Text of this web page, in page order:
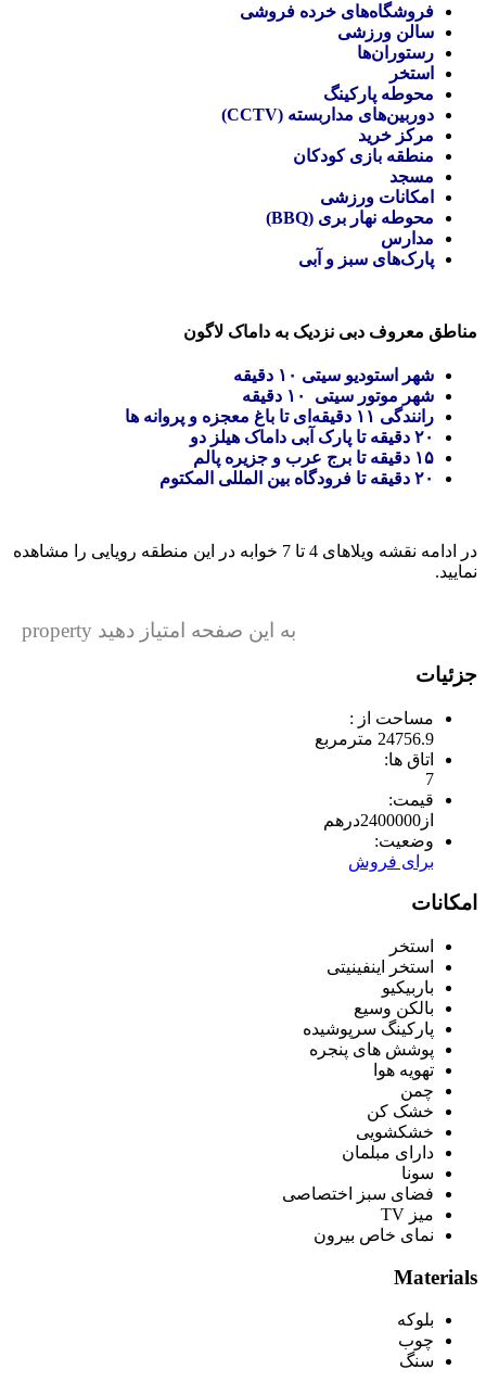
فروشگاه‌های خرده فروشی
سالن ورزشی
رستوران‌ها
استخر
محوطه پارکینگ
دوربین‌های مداربسته (CCTV)
مرکز خرید
منطقه بازی کودکان
مسجد
امکانات ورزشی
محوطه نهار بری (BBQ)
مدارس
پارک‌های سبز و آبی
مناطق معروف دبی نزدیک به داماک لاگون
شهر استودیو سیتی ۱۰ دقیقه
شهر موتور سیتی ۱۰ دقیقه
رانندگی ۱۱ دقیقه‌ای تا باغ معجزه و پروانه ها
۲۰ دقیقه تا پارک آبی داماک هیلز دو
۱۵ دقیقه تا برج عرب و جزیره پالم
۲۰ دقیقه تا فرودگاه بین المللی المکتوم
در ادامه نقشه ویلاهای 4 تا 7 خوابه در این منطقه رویایی را مشاهده
نمایید.
به این صفحه امتیاز دهید property
جزئیات
مساحت از :
24756.9 مترمربع
اتاق ها:
7
قیمت:
از 2400000درهم
وضعیت:
برای فروش
امکانات
استخر
استخر اینفینیتی
باربیکیو
بالکن وسیع
پارکینگ سرپوشیده
پوشش های پنجره
تهویه هوا
چمن
خشک کن
خشکشویی
دارای مبلمان
سونا
فضای سبز اختصاصی
میز TV
نمای خاص بیرون
Materials
بلوکه
چوب
سنگ